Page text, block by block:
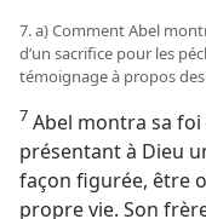
7. a) Comment Abel
d’un sacrifice pour les
témoignage à propos des
7 Abel montra sa
présentant à Dieu
façon figurée, être
propre vie. Son